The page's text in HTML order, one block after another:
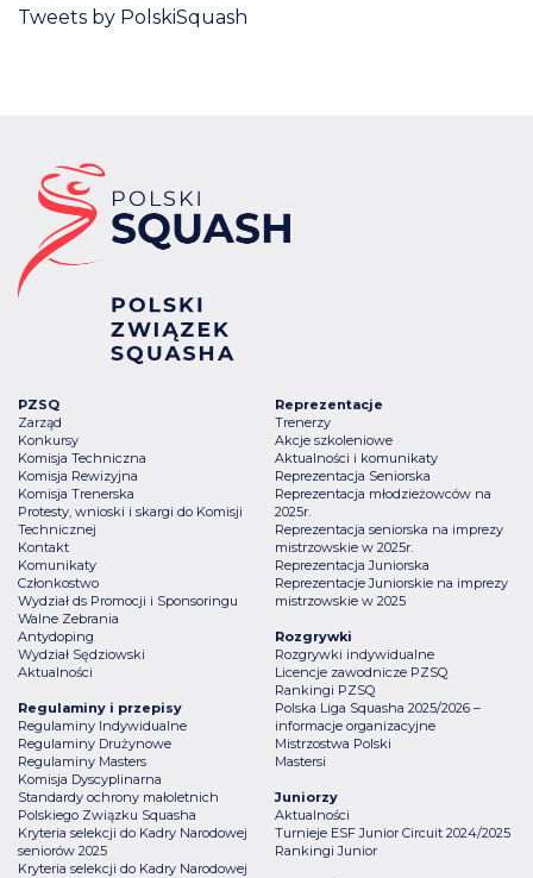
Tweets by PolskiSquash
PZSQ
Zarząd
Konkursy
Komisja Techniczna
Komisja Rewizyjna
Komisja Trenerska
Protesty, wnioski i skargi do Komisji
Technicznej
Kontakt
Komunikaty
Członkostwo
Wydział ds Promocji i Sponsoringu
Walne Zebrania
Antydoping
Wydział Sędziowski
Aktualności
Reprezentacje
Trenerzy
Akcje szkoleniowe
Aktualności i komunikaty
Reprezentacja Seniorska
Reprezentacja młodzieżowców na
2025r.
Reprezentacja seniorska na imprezy
mistrzowskie w 2025r.
Reprezentacja Juniorska
Reprezentacje Juniorskie na imprezy
mistrzowskie w 2025
Rozgrywki
Rozgrywki indywidualne
Licencje zawodnicze PZSQ
Rankingi PZSQ
Polska Liga Squasha 2025/2026 –
informacje organizacyjne
Mistrzostwa Polski
Mastersi
Juniorzy
Aktualności
Turnieje ESF Junior Circuit 2024/2025
Rankingi Junior
Regulaminy i przepisy
Regulaminy Indywidualne
Regulaminy Drużynowe
Regulaminy Masters
Komisja Dyscyplinarna
Standardy ochrony małoletnich
Polskiego Związku Squasha
Kryteria selekcji do Kadry Narodowej
seniorów 2025
Kryteria selekcji do Kadry Narodowej